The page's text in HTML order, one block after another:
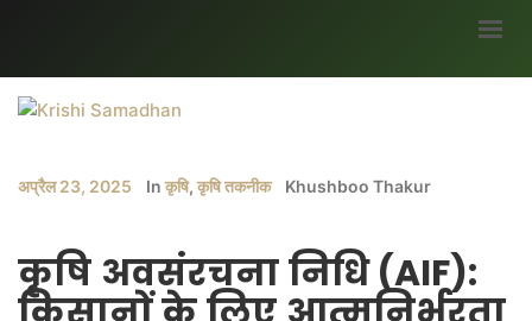
मुख्यपृष्ठ
ब्लॉग
सर्वे
अप्रैल 23, 2025 In कृषि, कृषि तकनीक Khushboo Thakur
कृषि अवसंरचनानिधि(AIF):